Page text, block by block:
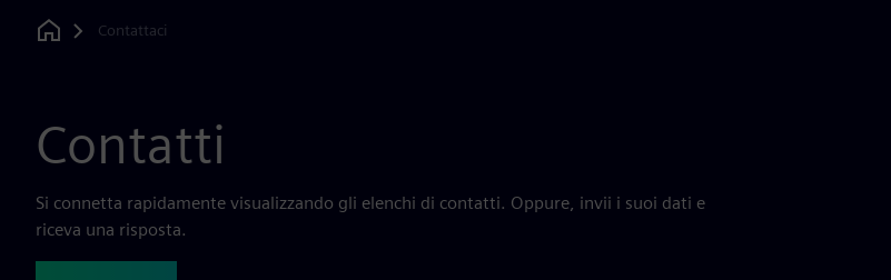
Home
Contattaci
Contatti
Si connetta rapidamente visualizzando gli elenchi di contatti. Oppure, invii i suoi dati e
riceva una risposta.